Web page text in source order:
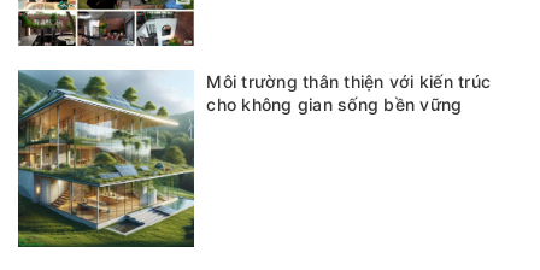
Môi trường thân thiện với kiến trúc
cho không gian sống bền vững